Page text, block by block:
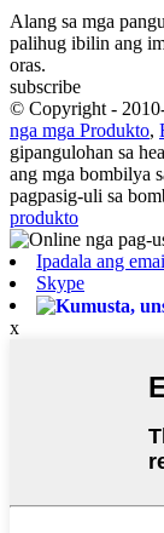
Alang sa mga
palihug ibilin ang
oras.
subscribe
© Copyright -
nga mga Produkto,
gipangulohan sa
ang mga bombilya
pagpasig-uli sa
produkto
Ipadala ang
Skype
x